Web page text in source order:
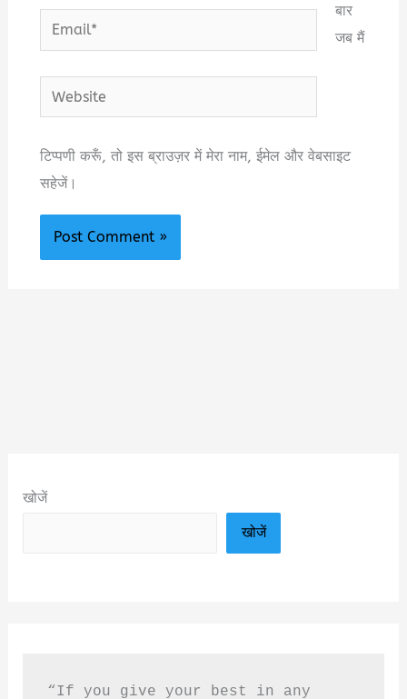
Email*
Website
बार
जब मैं
टिप्पणी करूँ, तो इस ब्राउज़र में मेरा नाम, ईमेल और वेबसाइट
सहेजें।
खोजें
खोजें
“If you give your best in any